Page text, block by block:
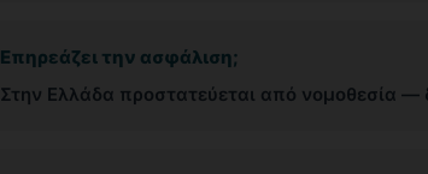
Επηρεάζει την ασφάλιση;
Στην Ελλάδα προστατεύεται από νομοθεσία —